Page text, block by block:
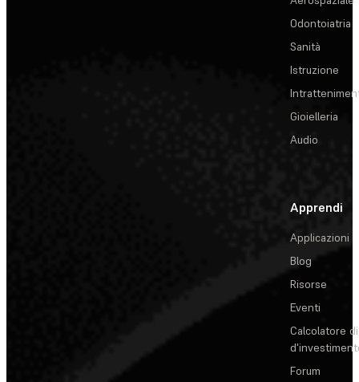
Odontoiatria
Sanità
Istruzione
Gioielleria
Audio
Apprendi
Applicazioni
Blog
Risorse
Eventi
Calcolatore
Forum